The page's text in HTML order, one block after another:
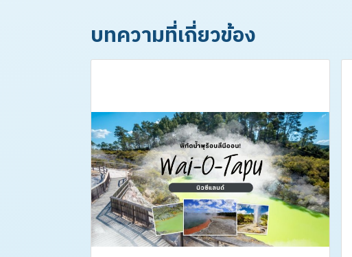
บทความที่เกี่ยวข้อง